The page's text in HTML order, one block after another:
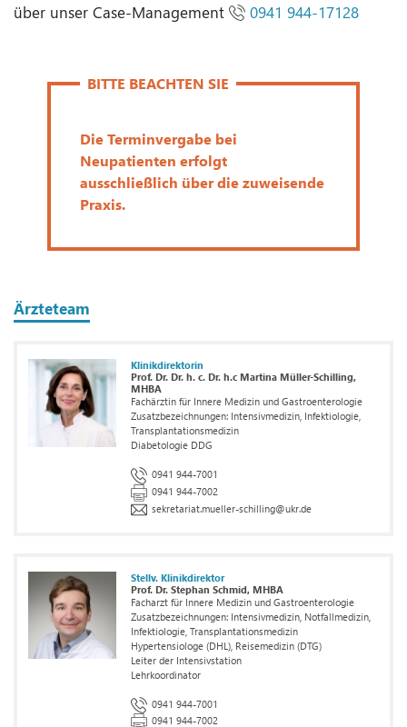
über unser Case-Management
0941 944-17128
BITTE BEACHTEN SIE
Die Terminvergabe bei
Neupatienten erfolgt
ausschließlich über die zuweisende
Praxis.
Ärzteteam
Klinikdirektorin
Prof. Dr. Dr. h. c. Dr. h.c Martina Müller-Schilling,
MHBA
Fachärztin für Innere Medizin und Gastroenterologie
Zusatzbezeichnungen: Intensivmedizin, Infektiologie,
Transplantationsmedizin
Diabetologie DDG
0941 944-7001
0941 944-7002
sekretariat.mueller-schilling@ukr.de
Stellv. Klinikdirektor
Prof. Dr. Stephan Schmid, MHBA
Facharzt für Innere Medizin und Gastroenterologie
Zusatzbezeichnungen: Intensivmedizin, Notfallmedizin,
Infektiologie, Transplantationsmedizin
Hypertensiologe (DHL), Reisemedizin (DTG)
Leiter der Intensivstation
Lehrkoordinator
0941 944-7001
0941 944-7002